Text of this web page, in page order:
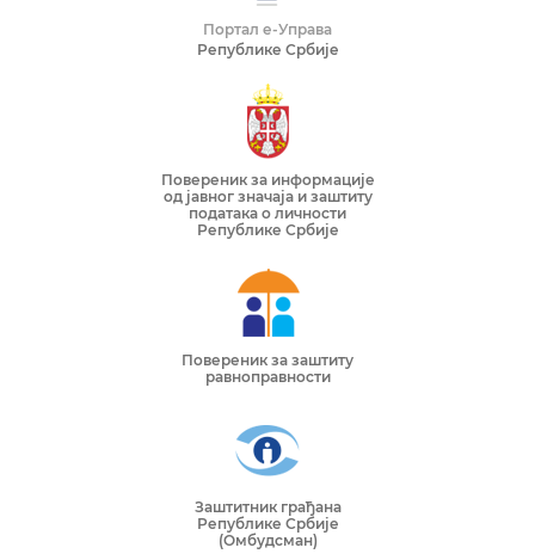
Портал е-Управа
Републике Србије
Повереник за информације
од јавног значаја и заштиту
података о личности
Републике Србије
Повереник за заштиту
равноправности
Заштитник грађана
Републике Србије
(Омбудсман)